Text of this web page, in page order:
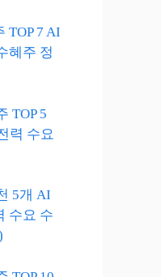
TOP 7 AI
혜주 정
TOP 5
력 수요
5개 AI
수요 수